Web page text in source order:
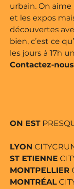
urbain. On
et les expos
découvertes
bien, c’est ce
les jours à 17h
Contactez-nous
ON EST
LYON
ST ETIENNE
MONTPELLIER
MONTRÉAL